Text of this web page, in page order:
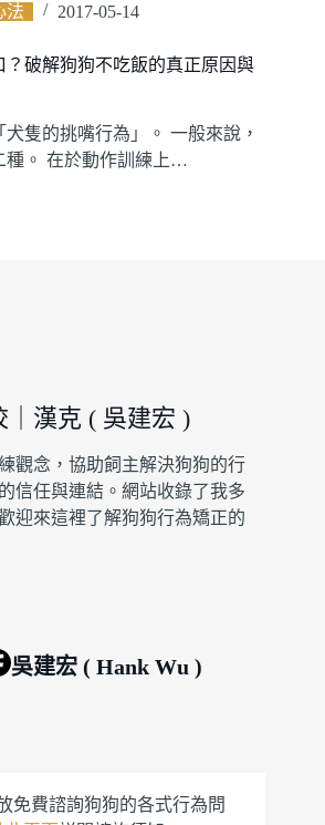
法 2017-05-14
破解狗狗不吃飯的真正原因與
隻的挑嘴行為」。 一般來說，
種。 在於動作訓練上…
｜漢克 ( 吳建宏 )
觀念，協助飼主解決狗狗的行
信任與連結。網站收錄了我多
迎來這裡了解狗狗行為矯正的
吳建宏 ( Hank Wu )
免費諮詢狗狗的各式行為問